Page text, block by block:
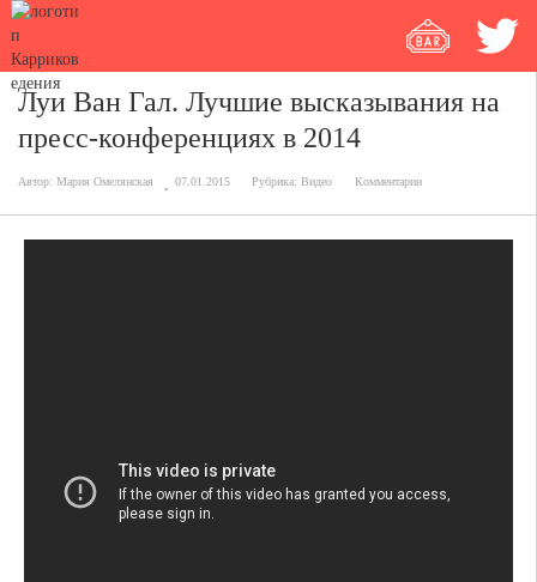
Луи Ван Гал. Лучшие высказывания на
пресс-конференциях в 2014
Автор: Мария Омелянская 07.01.2015 Рубрика: Видео Комментарии